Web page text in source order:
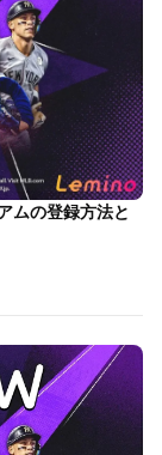
ムの登録方法と